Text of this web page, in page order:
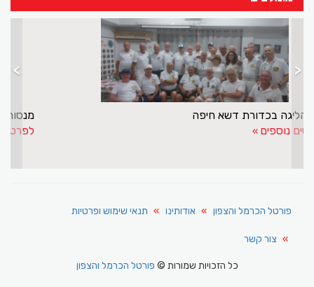
גמר הליגה בכדורת דשא חיפה
לפרטים נוספים
> <
פורטל הכרמל והצפון אודותינו תנאי שימוש ופרטיות
צור קשר
כל הזכויות שמורות ©פורטל הכרמל והצפון